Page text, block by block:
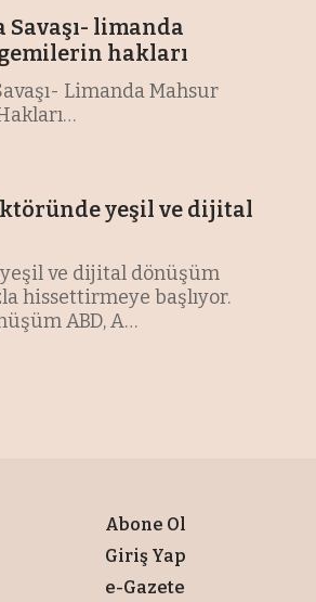
Savaşı- limanda
hakları
Limanda Mahsur
…
yeşil ve dijital
ve dijital dönüşüm
hissettirmeye başlıyor.
ABD, A…
Abone Ol
Giriş Yap
e-Gazete